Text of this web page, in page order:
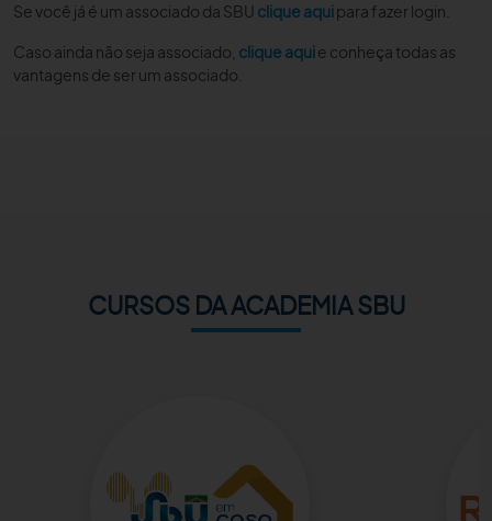
SBU NO CONSULTÓRIO
EDUCAÇÃO CONTINUADA
Se você já é um associado da SBU clique aquipara fazer login.
Caso ainda não seja associado, clique aquie conheça todas as
vantagens de ser um associado.
CURSOS DA ACADEMIA SBU